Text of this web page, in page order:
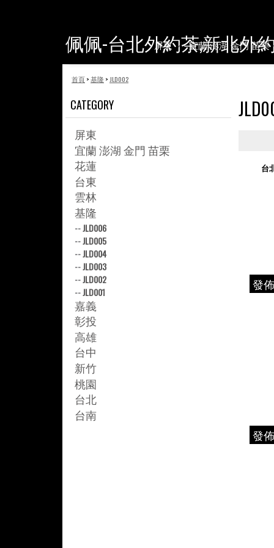
佩佩-台北外約茶,新北外
屏東 宜蘭 澎湖 金門 苗栗
首頁>基隆> JLD002
台
發
發
CATEGORY
屏東
宜蘭 澎湖 金門 苗栗
花蓮
台東
雲林
基隆
--JLD006
--JLD005
--JLD004
--JLD003
--JLD002
--JLD001
嘉義
彰投
高雄
台中
新竹
桃園
台北
台南